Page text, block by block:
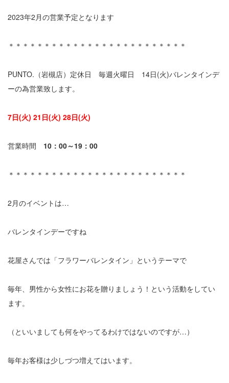
2023年2月の営業予定となります
＊＊＊＊＊＊＊＊＊＊＊＊＊＊＊＊＊＊＊＊＊＊＊＊＊
PUNTO.（岩槻店）定休日 毎週火曜日 14日(火)バレンタインデ
ーの為営業致します。
7日(火) 21日(火) 28日(火)
営業時間 10：00～19：00
＊＊＊＊＊＊＊＊＊＊＊＊＊＊＊＊＊＊＊＊＊＊＊＊＊
2月のイベントは…
バレンタインデーですね
花屋さんでは「フラワーバレンタイン」というテーマで
毎年、男性から女性にお花を贈りましょう！という活動をしてい
ます。
（といいましても何をやってるわけではないのですが…）
毎年お客様は少しづつ増えてはいます。